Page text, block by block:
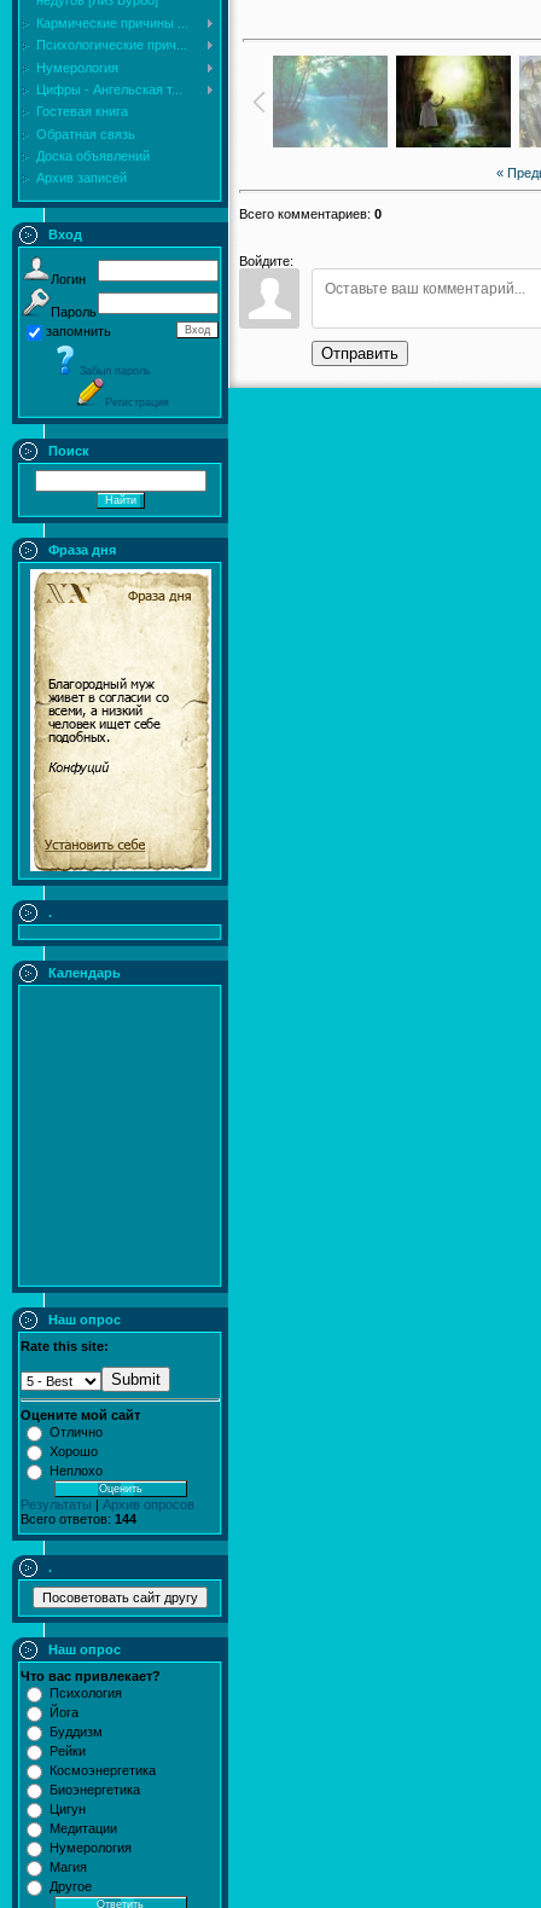
Кармические причины ...
Психологические прич...
Нумерология
Цифры - Ангельская т...
Гостевая книга
Обратная связь
Доска объявлений
Архив записей
Вход
Логин
Пароль
запомнить
Забыл пароль
Регистрация
Поиск
Фраза дня
.
Календарь
Наш опрос
Rate this site:
Submit
Оцените мой сайт
Отлично
Хорошо
Неплохо
Результаты
Архив опросов
Всего ответов: 144
.
Наш опрос
Что вас привлекает?
Психология
Йога
Буддизм
Рейки
Космоэнергетика
Биоэнергетика
Цигун
Медитации
Нумерология
Магия
Другое
«
Всего комментариев: 0
Войдите:
Отправить